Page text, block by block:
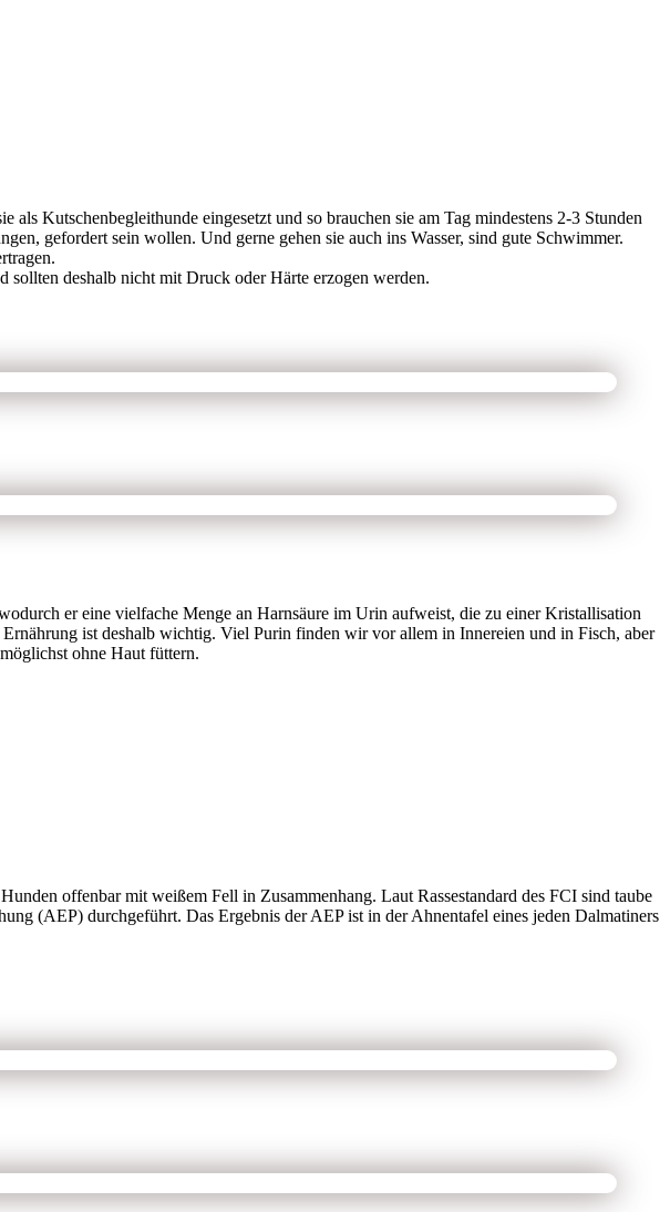
Kutschenbegleithunde eingesetzt und so brauchen sie am Tag mindestens 2-3 Stunden
gefordert sein wollen. Und gerne gehen sie auch ins Wasser, sind gute Schwimmer.
sollten deshalb nicht mit Druck oder Härte erzogen werden.
er eine vielfache Menge an Harnsäure im Urin aufweist, die zu einer Kristallisation
ist deshalb wichtig. Viel Purin finden wir vor allem in Innereien und in Fisch, aber
ohne Haut füttern.
offenbar mit weißem Fell in Zusammenhang. Laut Rassestandard des FCI sind taube
(AEP) durchgeführt. Das Ergebnis der AEP ist in der Ahnentafel eines jeden Dalmatiners